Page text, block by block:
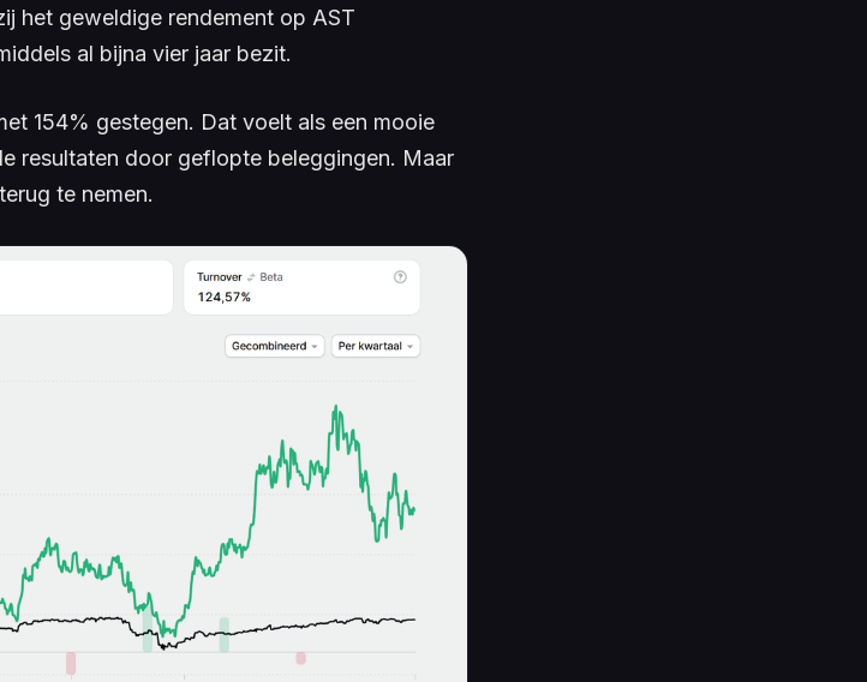
het geweldige rendement op AST
al bijna vier jaar bezit.
154% gestegen. Dat voelt als een mooie
resultaten door geflopte beleggingen. Maar
te nemen.